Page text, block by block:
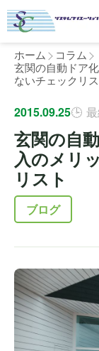
サービス
料金
補助金
よくある質
個人宅
マンション
介護・医療
ホテル
工場・倉庫
防火戸
全国対応に
東京
千葉
埼玉
施工事例
完全ガイド
製品比較
用語集
個人のお
法人のお
ホーム
コラム
玄関の自動ドア
ないチェックリ
2015.09.25
玄関の自
入のメリ
リスト
ブログ